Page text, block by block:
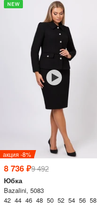
акция -8%
8 736 ₽9 492
Юбка
Bazalini, 5083
42 44 46 48 50 52 54 56 58
Дарим скидку 5%
телеграм-канал